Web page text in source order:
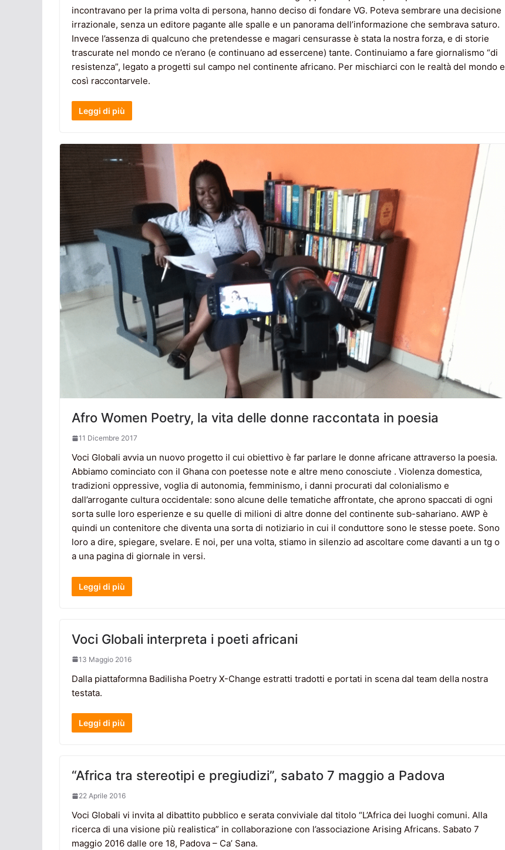
incontravano per la prima volta di persona, hanno deciso di fondare VG. Poteva sembrare una decisione
irrazionale, senza un editore pagante alle spalle e un panorama dell’informazione che sembrava saturo.
Invece l’assenza di qualcuno che pretendesse e magari censurasse è stata la nostra forza, e di storie
trascurate nel mondo ce n’erano (e continuano ad essercene) tante. Continuiamo a fare giornalismo “di
resistenza”, legato a progetti sul campo nel continente africano. Per mischiarci con le realtà del mondo e
così raccontarvele.
Leggi di più
Afro Women Poetry, la vita delle donne raccontata in poesia
11 Dicembre 2017
Voci Globali avvia un nuovo progetto il cui obiettivo è far parlare le donne africane attraverso la poesia.
Abbiamo cominciato con il Ghana con poetesse note e altre meno conosciute . Violenza domestica,
tradizioni oppressive, voglia di autonomia, femminismo, i danni procurati dal colonialismo e
dall’arrogante cultura occidentale: sono alcune delle tematiche affrontate, che aprono spaccati di ogni
sorta sulle loro esperienze e su quelle di milioni di altre donne del continente sub-sahariano. AWP è
quindi un contenitore che diventa una sorta di notiziario in cui il conduttore sono le stesse poete. Sono
loro a dire, spiegare, svelare. E noi, per una volta, stiamo in silenzio ad ascoltare come davanti a un tg o
a una pagina di giornale in versi.
Leggi di più
Voci Globali interpreta i poeti africani
13 Maggio 2016
Dalla piattaformna Badilisha Poetry X-Change estratti tradotti e portati in scena dal team della nostra
testata.
Leggi di più
“Africa tra stereotipi e pregiudizi”, sabato 7 maggio a Padova
22 Aprile 2016
Voci Globali vi invita al dibattito pubblico e serata conviviale dal titolo “L’Africa dei luoghi comuni. Alla
ricerca di una visione più realistica” in collaborazione con l’associazione Arising Africans. Sabato 7
maggio 2016 dalle ore 18, Padova – Ca’ Sana.